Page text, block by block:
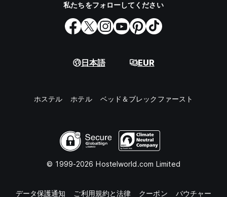
私たちをフォローしてください
日本語 EUR
ホステル ホテル ベッド＆ブレックファースト
© 1999-2026 Hostelworld.com Limited
データ保護通知 ご利用規約と法律 クーポン バウチャー